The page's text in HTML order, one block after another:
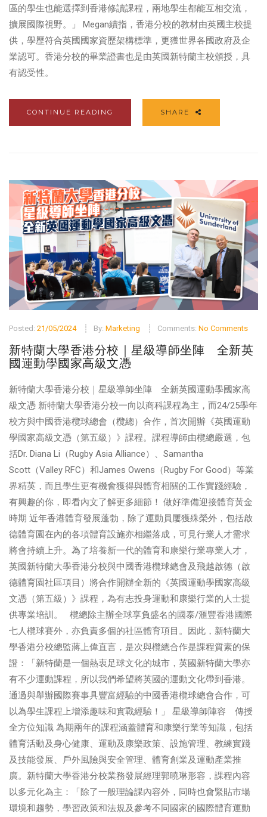
區的學生也能選擇到香港修讀課程，兩地學生都能互相交流，
擴展國際視野。」 Megan續指，香港分校的教材由英國主校提
供，學歷符合英國國家資歷架構標準，更獲世界各國政府及企
業認可。香港分校的畢業證書也是由英國新特蘭主校頒授，具
有認受性。
CONTINUE READING SHARE
Posted: 21/05/2024 By: Marketing Comments: No Comments
新特蘭大學香港分校｜星級導師坐陣 全新英
國運動學國家高級文憑
新特蘭大學香港分校｜星級導師坐陣 全新英國運動學國家高
級文憑 新特蘭大學香港分校一向以商科課程為主，而24/25學年
校方與中國香港欖球總會（欖總）合作，首次開辦《英國運動
學國家高級文憑（第五級）》課程。課程導師由欖總嚴選，包
括Dr. Diana Li（Rugby Asia Alliance）、Samantha
Scott（Valley RFC）和James Owens（Rugby For Good）等業
界精英，而且學生更有機會獲得與體育相關的工作實踐經驗，
有興趣的你，即看內文了解更多細節！ 做好準備迎接體育黃金
時期 近年香港體育發展蓬勃，除了運動員屢獲殊榮外，包括啟
德體育園在內的各項體育設施亦相繼落成，可見行業人才需求
將會持續上升。為了培養新一代的體育和康樂行業專業人才，
英國新特蘭大學香港分校與中國香港欖球總會及飛越啟德（啟
德體育園社區項目）將合作開辦全新的《英國運動學國家高級
文憑（第五級）》課程，為有志投身運動和康樂行業的人士提
供專業培訓。 欖總除主辦全球享負盛名的國泰/滙豐香港國際
七人欖球賽外，亦負責多個的社區體育項目。因此，新特蘭大
學香港分校總監蔣上偉直言，是次與欖總合作是課程質素的保
證：「新特蘭是一個熱衷足球文化的城市，英國新特蘭大學亦
有不少運動課程，所以我們希望將英國的運動文化帶到香港。
通過與舉辦國際賽事具豐富經驗的中國香港欖球總會合作，可
以為學生課程上增添趣味和實戰經驗！」 星級導師陣容 傳授
全方位知識 為期兩年的課程涵蓋體育和康樂行業等知識，包括
體育活動及身心健康、運動及康樂政策、設施管理、教練實踐
及技能發展、戶外風險與安全管理、體育創業及運動產業推
廣。新特蘭大學香港分校業務發展經理郭曉琳形容，課程內容
以多元化為主：「除了一般理論課內容外，同時也會緊貼市場
環境和趨勢，學習政策和法規及參考不同國家的國際體育運動